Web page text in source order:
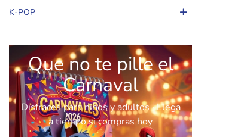
K-POP
Que no te pille el
Carnaval
Disfraces para niños y adultos · Llega
a tiempo si compras hoy